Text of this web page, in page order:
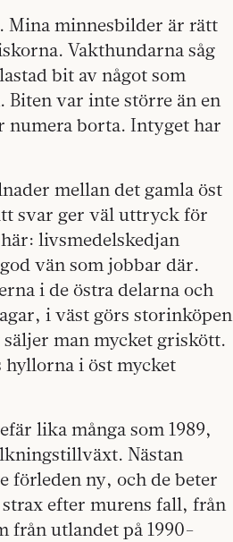
Mina minnesbilder är rätt
Vakthundarna såg
bit av något som
Biten var inte större än en
numera borta. Intyget har
mellan det gamla öst
svar ger väl uttryck för
livsmedelskedjan
vän som jobbar där.
i de östra delarna och
i väst görs storinköpen
man mycket griskött.
i öst mycket
lika många som 1989,
Nästan
förleden ny, och de beter
efter murens fall, från
från utlandet på 1990-